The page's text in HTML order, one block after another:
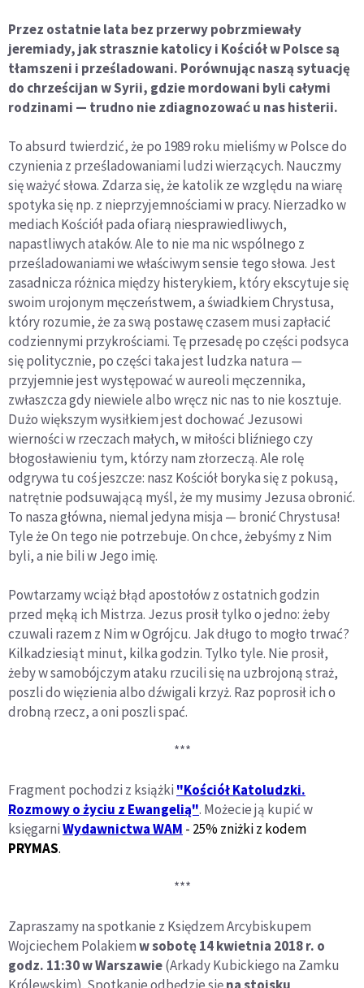
Przez ostatnie lata bez przerwy pobrzmiewały
jeremiady, jak strasznie katolicy i Kościół w Polsce są
tłamszeni i prześladowani. Porównując naszą sytuację
do chrześcijan w Syrii, gdzie mordowani byli całymi
rodzinami — trudno nie zdiagnozować u nas histerii.
To absurd twierdzić, że po 1989 roku mieliśmy w Polsce do
czynienia z prześladowaniami ludzi wierzących. Nauczmy
się ważyć słowa. Zdarza się, że katolik ze względu na wiarę
spotyka się np. z nieprzyjemnościami w pracy. Nierzadko w
mediach Kościół pada ofiarą niesprawiedliwych,
napastliwych ataków. Ale to nie ma nic wspólnego z
prześladowaniami we właściwym sensie tego słowa. Jest
zasadnicza różnica między histerykiem, który ekscytuje się
swoim urojonym męczeństwem, a świadkiem Chrystusa,
który rozumie, że za swą postawę czasem musi zapłacić
codziennymi przykrościami. Tę przesadę po części podsyca
się politycznie, po części taka jest ludzka natura —
przyjemnie jest występować w aureoli męczennika,
zwłaszcza gdy niewiele albo wręcz nic nas to nie kosztuje.
Dużo większym wysiłkiem jest dochować Jezusowi
wierności w rzeczach małych, w miłości bliźniego czy
błogosławieniu tym, którzy nam złorzeczą. Ale rolę
odgrywa tu coś jeszcze: nasz Kościół boryka się z pokusą,
natrętnie podsuwającą myśl, że my musimy Jezusa obronić.
To nasza główna, niemal jedyna misja — bronić Chrystusa!
Tyle że On tego nie potrzebuje. On chce, żebyśmy z Nim
byli, a nie bili w Jego imię.
Powtarzamy wciąż błąd apostołów z ostatnich godzin
przed męką ich Mistrza. Jezus prosił tylko o jedno: żeby
czuwali razem z Nim w Ogrójcu. Jak długo to mogło trwać?
Kilkadziesiąt minut, kilka godzin. Tylko tyle. Nie prosił,
żeby w samobójczym ataku rzucili się na uzbrojoną straż,
poszli do więzienia albo dźwigali krzyż. Raz poprosił ich o
drobną rzecz, a oni poszli spać.
***
Fragment pochodzi z książki "Kościół Katoludzki.
Rozmowy o życiu z Ewangelią". Możecie ją kupić w
księgarniWydawnictwa WAM - 25% zniżki z kodem
PRYMAS.
***
Zapraszamy na spotkanie z Księdzem Arcybiskupem
Wojciechem Polakiemw sobotę 14 kwietnia 2018 r. o
godz. 11:30 w Warszawie(Arkady Kubickiego na Zamku
Królewskim). Spotkanie odbędzie sięna stoisku